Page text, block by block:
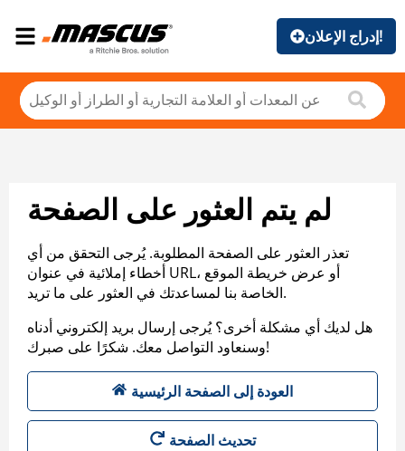
إدراج الإعلان!
لم يتم العثور على الصفحة
تعذر العثور على الصفحة المطلوبة. يُرجى التحقق من أي
أخطاء إملائية في عنوان URL، أو عرض خريطة الموقع
الخاصة بنا لمساعدتك في العثور على ما تريد.
هل لديك أي مشكلة أخرى؟ يُرجى إرسال بريد إلكتروني أدناه
وسنعاود التواصل معك. شكرًا على صبرك!
العودة إلى الصفحة الرئيسية
تحديث الصفحة